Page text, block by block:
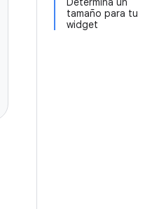
tamaño para tu
widget